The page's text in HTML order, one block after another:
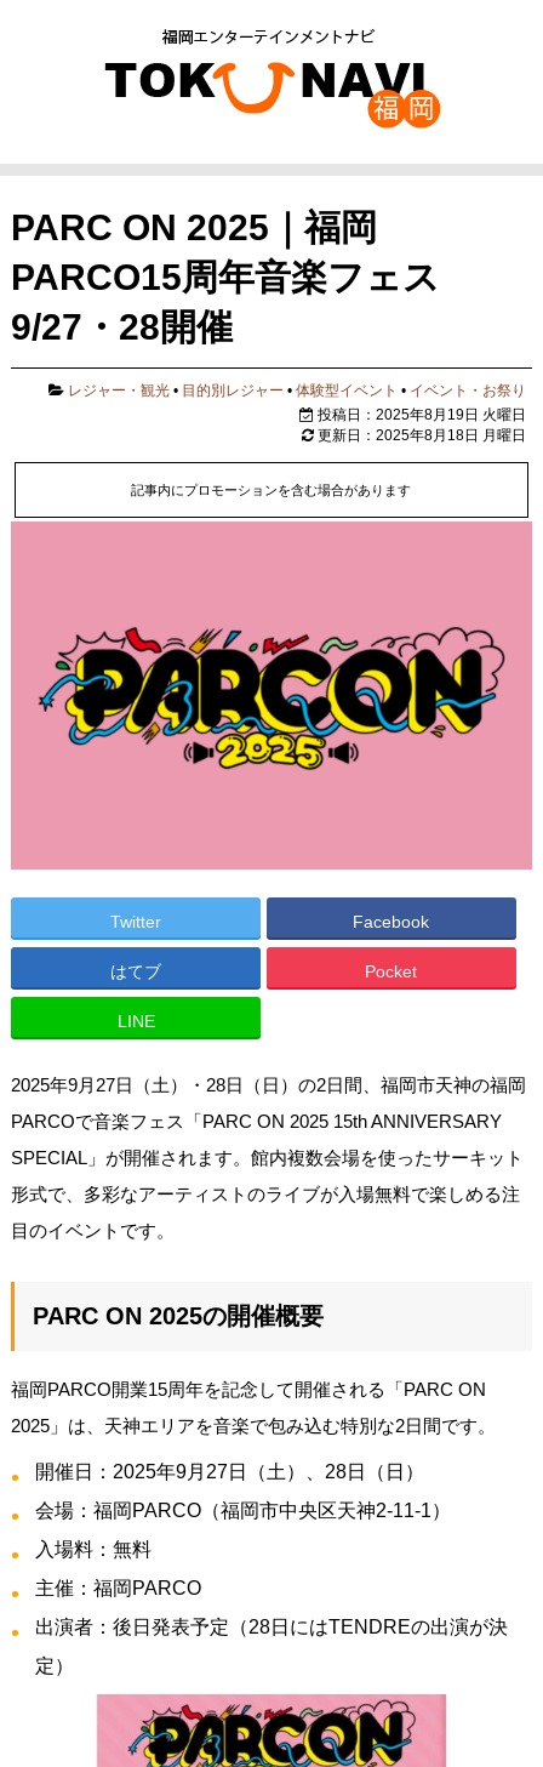
PARC ON 2025｜福岡
PARCO15周年音楽フェス
9/27・28開催
レジャー・観光 • 目的別レジャー •体験型イベント • イベント・お祭り
投稿日：2025年8月19日 火曜日
更新日：2025年8月18日 月曜日
記事内にプロモーションを含む場合があります
Twitter Facebook
はてブ Pocket
LINE
2025年9月27日（土）・28日（日）の2日間、福岡市天神の福岡
PARCOで音楽フェス「PARC ON 2025 15th ANNIVERSARY
SPECIAL」が開催されます。館内複数会場を使ったサーキット
形式で、多彩なアーティストのライブが入場無料で楽しめる注
目のイベントです。
PARC ON 2025の開催概要
福岡PARCO開業15周年を記念して開催される「PARC ON
2025」は、天神エリアを音楽で包み込む特別な2日間です。
開催日：2025年9月27日（土）、28日（日）
会場：福岡PARCO（福岡市中央区天神2-11-1）
入場料：無料
主催：福岡PARCO
出演者：後日発表予定（28日にはTENDREの出演が決
定）